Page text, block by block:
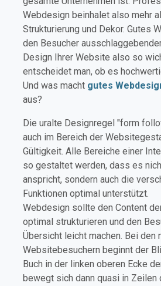
Webdesign beinhalet also mehr
Strukturierung und Dekor. Gutes
den Besucher
Design Ihrer Website also so
entscheidet man, ob es
Und was macht gutes
aus?
Die uralte Designregel "form
auch im Bereich der
Gültigkeit. Alle Bereiche einer
so gestaltet werden, dass es
anspricht, sondern auch die
Funktionen optimal unterstützt.
Webdesign sollte den Content
optimal strukturieren und den
Übersicht leicht machen. Bei den
Websitebesuchern beginnt der
Buch in der linken oberen Ecke
bewegt sich dann quasi in Zeilen